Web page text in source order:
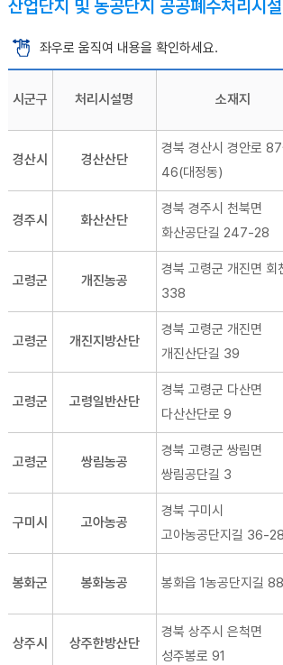
산업단지 및 농공단지 공공폐수처리시
좌우로 움직여 내용을 확인하세요.
시군구 처리시설명 소재지
경산시 경산산단
경북 경산시 경안로 87
46(대정동)
경주시 화산산단
경북 경주시 천북면
화산공단길 247-28
고령군 개진농공
경북 고령군 개진면 회
338
고령군 개진지방산단
경북 고령군 개진면
개진산단길 39
고령군 고령일반산단
경북 고령군 다산면
다산산단로 9
고령군 쌍림농공
경북 고령군 쌍림면
쌍림공단길 3
구미시 고아농공
경북 구미시
고아농공단지길 36-28
봉화군 봉화농공 봉화읍 1농공단지길 88
상주시 상주한방산단
경북 상주시 은척면
성주봉로 91